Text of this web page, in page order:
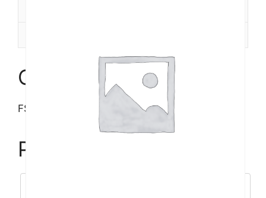
Opis
FSP CMT 192, FRGB, 1xU3, 2xU2, crno
Povezani proizvodi